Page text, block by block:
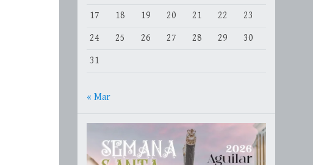
17
18 19 20 21 22
23
24
25 26 27 28 29
30
31
« Mar